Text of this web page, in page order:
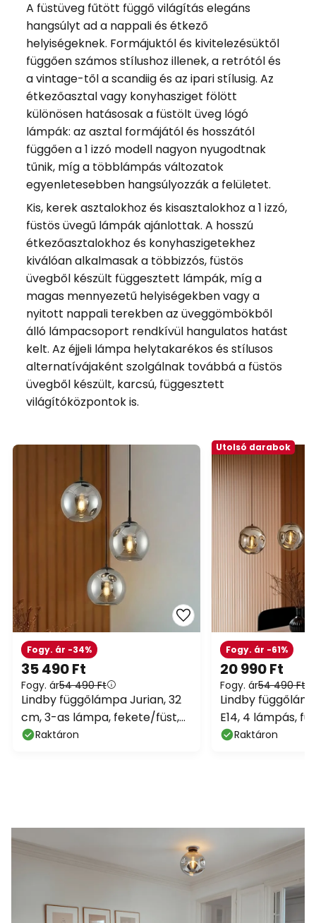
A füstüveg fűtött függő világítás elegáns
hangsúlyt ad a nappali és étkező
helyiségeknek. Formájuktól és kivitelezésüktől
függően számos stílushoz illenek, a retrótól és
a vintage-től a scandiig és az ipari stílusig. Az
étkezőasztal vagy konyhasziget fölött
különösen hatásosak a füstölt üveg lógó
lámpák: az asztal formájától és hosszától
függően a 1 izzó modell nagyon nyugodtnak
tűnik, míg a többlámpás változatok
egyenletesebben hangsúlyozzák a felületet.
Kis, kerek asztalokhoz és kisasztalokhoz a 1 izzó,
füstös üvegű lámpák ajánlottak. A hosszú
étkezőasztalokhoz és konyhaszigetekhez
kiválóan alkalmasak a többizzós, füstös
üvegből készült függesztett lámpák, míg a
magas mennyezetű helyiségekben vagy a
nyitott nappali terekben az üveggömbökből
álló lámpacsoport rendkívül hangulatos hatást
kelt. Az éjjeli lámpa helytakarékos és stílusos
alternatívájaként szolgálnak továbbá a füstös
üvegből készült, karcsú, függesztett
világítóközpontok is.
35 490 Ft
Fogy. ár54 490 Ft
Fogy. ár -34%
Lindby függőlámpa Jurian, 32
cm, 3-as lámpa, fekete/füst,
üvegRaktáron
Utolsó darabok
20 990 Ft
Fogy. ár54 490 Ft
Fogy. ár -61%
Lindby
E14, 4 lámpás,
Raktáron